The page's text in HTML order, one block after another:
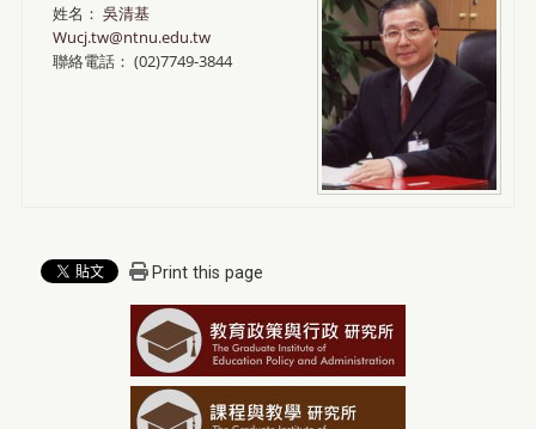
姓名： 吳清基
Wucj.tw@ntnu.edu.tw
聯絡電話： (02)7749-3844
Print this page